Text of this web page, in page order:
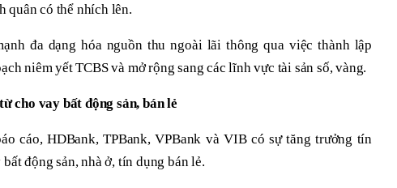
quân có thể nhích lên.
đa dạng hóa nguồn thu ngoài lãi thông qua việc thành lập
niêm yết TCBS và mở rộng sang các lĩnh vực tài sản số, vàng.
cho vay bất động sản, bán lẻ
cáo, HDBank, TPBank, VPBank và VIB có sự tăng trưởng tín
động sản, nhà ở, tín dụng bán lẻ.